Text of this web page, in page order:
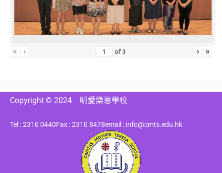
« ‹ of3 › »
Copyright © 2024 明愛樂恩學校
Tel : 2310 0440Fax : 2310 8478email : info@cmts.edu.hk